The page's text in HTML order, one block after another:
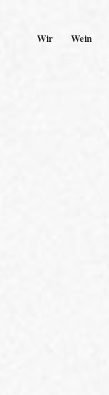
Wir Wein